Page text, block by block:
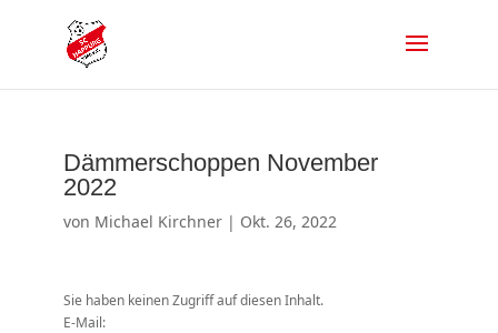
Dämmerschoppen November
2022
von Michael Kirchner| Okt. 26, 2022
Sie haben keinen Zugriff auf diesen Inhalt.
E-Mail: